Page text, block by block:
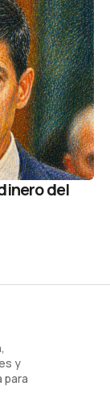
del
y
para